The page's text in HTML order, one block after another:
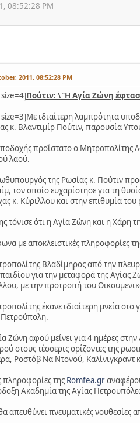
08:52:28 PM
2011, 08:52:28 PM
Πούτιν: \"Η Αγία Ζώνη
ιδιαίτερη λαμπρότητα
κ. Βλαντιμίρ Πούτιν, παρουσία
προΐστατο ο Μητροπολίτης
λαού.
της Ρωσίας κ. Πούτιν
τον οποίο ευχαρίστησε για τη
κ. Κύριλλου και στην επιθυμία
τόνισε ότι η Αγία Ζώνη και η Χάρη
με αποκλειστικές πληροφορίες
Βλαδίμηρος από την
για την μεταφορά της
με την προτροπή του
έκανε ιδιαίτερη μνεία
Ζώνη αφού μείνει για 4 ημέρες
στους τέσσερις ορίζοντες της
Ροστόβ Να Ντονού, Καλίνιγκραντ
πληροφορίες της Romfea.gr
Ακαδημία της Αγίας
απευθύνει πνευματικές